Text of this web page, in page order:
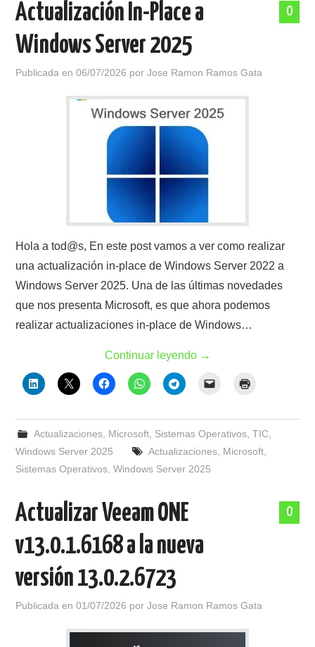
POLÍTICA DE PRIVACIDAD
0
Actualización In-Place a
Windows Server 2025
Publicada en06/07/2026 porJose Ramon Ramos Gata
Hola a tod@s, En este post vamos a ver como realizar
una actualización in-place de Windows Server 2022 a
Windows Server 2025. Una de las últimas novedades
que nos presenta Microsoft, es que ahora podemos
realizar actualizaciones in-place de Windows…
Continuar leyendo →
Actualizaciones, Microsoft, Sistemas Operativos, TIC,
Windows Server 2025
Actualizaciones, Microsoft,
Sistemas Operativos ,Windows Server 2025
0
Actualizar Veeam ONE
v13.0.1.6168 a la nueva
versión 13.0.2.6723
Publicada en01/07/2026 porJose Ramon Ramos Gata